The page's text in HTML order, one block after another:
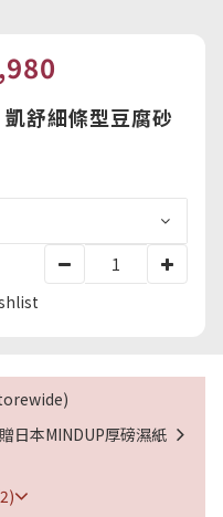
舒細條型豆腐砂
日本MINDUP厚磅濕紙